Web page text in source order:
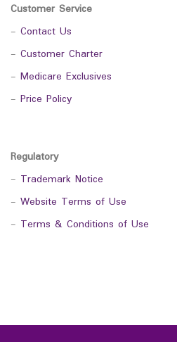
Customer Service
- Contact Us
- Customer Charter
- Medicare Exclusives
- Price Policy
Regulatory
- Trademark Notice
- Website Terms of Use
- Terms & Conditions of Use